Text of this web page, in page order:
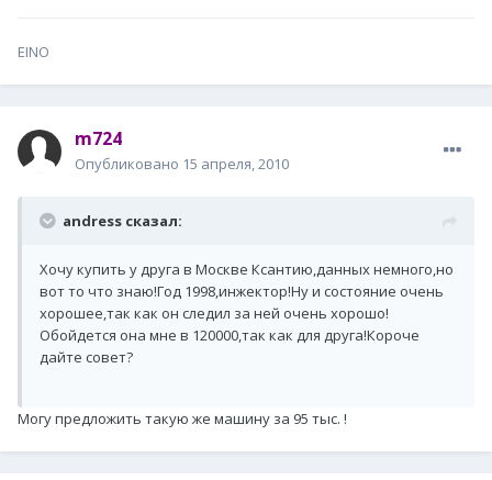
EINO
m724
Опубликовано 15 апреля, 2010
andress сказал:
Хочу купить у друга в Москве Ксантию,данных немного,но
вот то что знаю!Год 1998,инжектор!Ну и состояние очень
хорошее,так как он следил за ней очень хорошо!
Обойдется она мне в 120000,так как для друга!Короче
дайте совет?
Могу предложить такую же машину за 95 тыс. !